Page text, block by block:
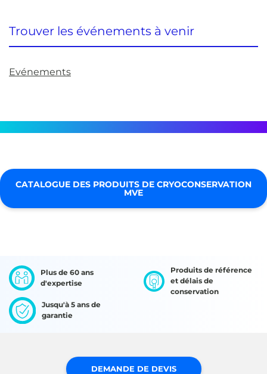
Trouver les événements à venir
Evénements
CATALOGUE DES PRODUITS DE CRYOCONSERVATION
MVE
Plus de 60 ans
d'expertise
Produits de référence
et délais de
conservation
Jusqu'à 5 ans de
garantie
DEMANDE DE DEVIS